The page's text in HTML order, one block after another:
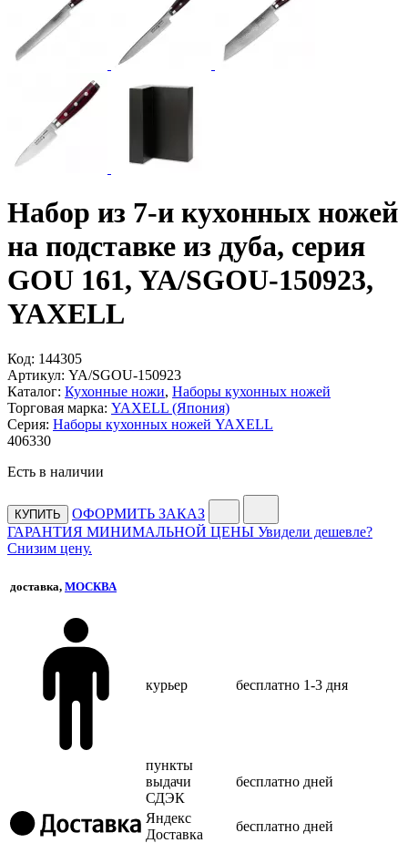
Набор из 7-и кухонных ножей
на подставке из дуба, серия
GOU 161, YA/SGOU-150923,
YAXELL
Код: 144305
Артикул: YA/SGOU-150923
Каталог: Кухонные ножи, Наборы кухонных ножей
Торговая марка: YAXELL (Япония)
Серия: Наборы кухонных ножей YAXELL
406330
Есть в наличии
КУПИТЬ
ОФОРМИТЬ ЗАКАЗ
ГАРАНТИЯ МИНИМАЛЬНОЙ ЦЕНЫ Увидели дешевле?
Снизим цену.
доставка, МОСКВА
курьер бесплатно 1-3 дня
пункты
выдачи
СДЭК
бесплатно дней
Яндекс
Доставка
бесплатно дней